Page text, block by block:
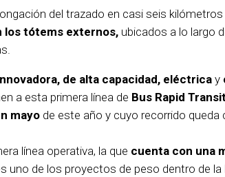
del trazado en casi seis
los tótems externos, ubicados a lo largo
de alta capacidad, eléctrica y
a esta primera línea de Bus Rapid Transit
mayo de este año y cuyo recorrido queda
línea operativa, la que cuenta con una
uno de los proyectos de peso dentro de la